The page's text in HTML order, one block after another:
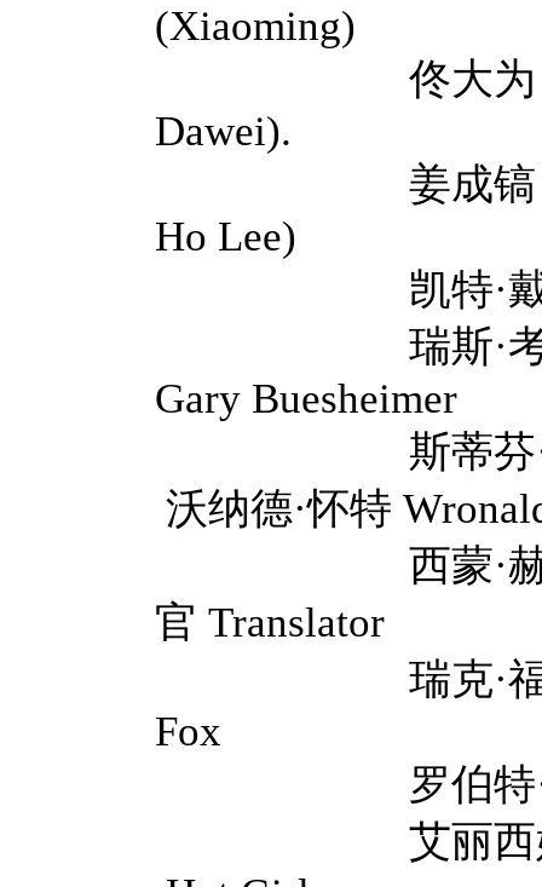
(Xiaoming)
佟大为 Dawei
Dawei).
姜成镐 Sung
Ho Lee)
凯特·戴琳斯
瑞斯·考罗
Gary Buesheimer
斯蒂芬·托布
沃纳德·怀特
西蒙·赫尔伯
官 Translator
瑞克·福克斯
Fox
罗伯特·帕特
艾丽西娅·维